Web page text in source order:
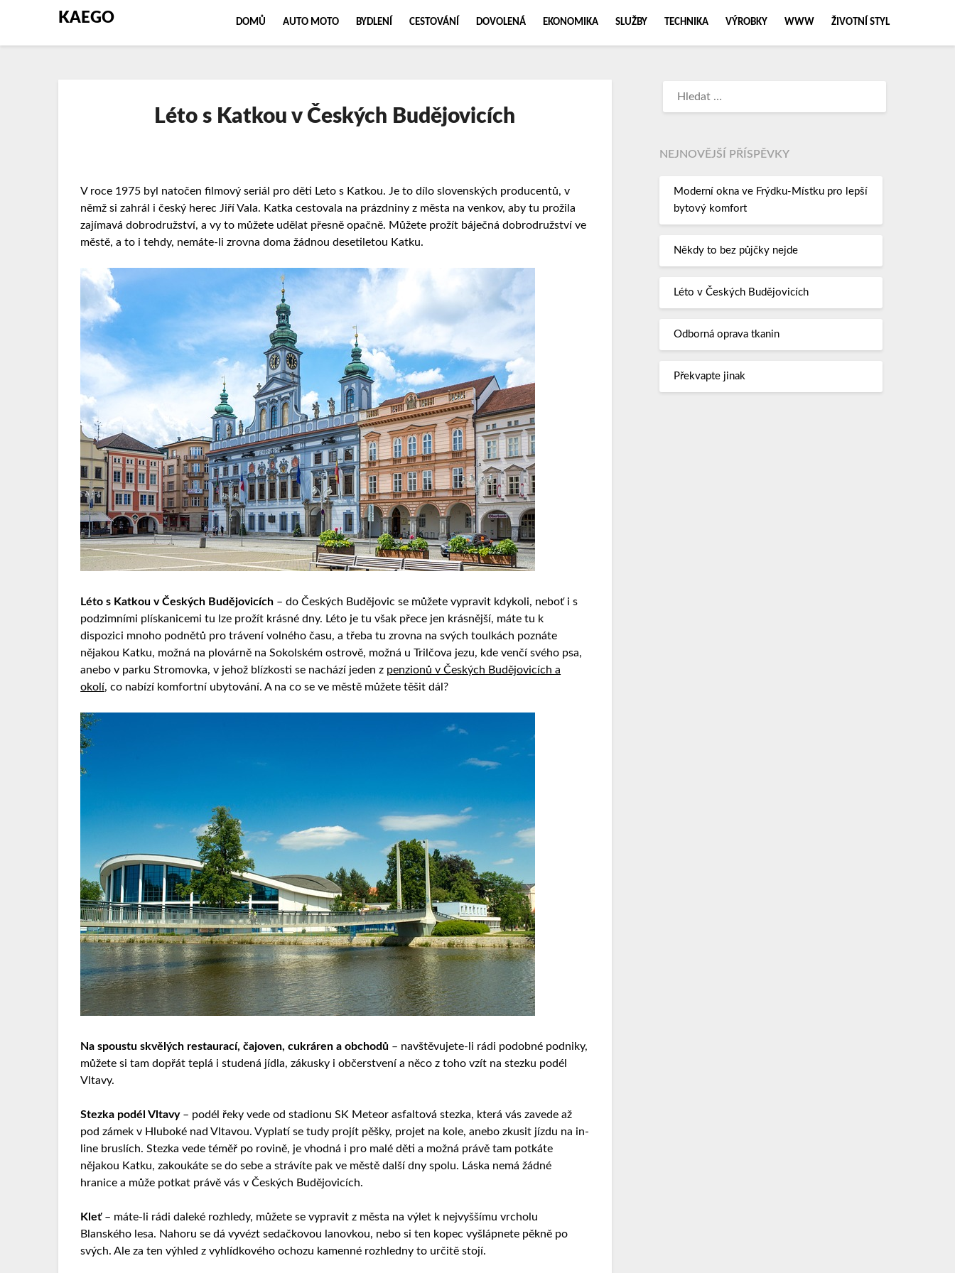
KAEGO DOMŮ AUTO MOTO BYDLENÍ CESTOVÁNÍ DOVOLENÁ EKONOMIKA SLUŽBY TECHNIKA VÝROBKY WWW ŽIVOTNÍ STYL
Léto s Katkou v Českých Budějovicích
V roce 1975 byl natočen filmový seriál pro děti Leto s Katkou. Je to dílo slovenských producentů, v
němž si zahrál i český herec Jiří Vala. Katka cestovala na prázdniny z města na venkov, aby tu prožila
zajímavá dobrodružství, a vy to můžete udělat přesně opačně. Můžete prožít báječná dobrodružství ve
městě, a to i tehdy, nemáte-li zrovna doma žádnou desetiletou Katku.
Léto s Katkou v Českých Budějovicích – do Českých Budějovic se můžete vypravit kdykoli, neboť i s
podzimními plískanicemi tu lze prožít krásné dny. Léto je tu však přece jen krásnější, máte tu k
dispozici mnoho podnětů pro trávení volného času, a třeba tu zrovna na svých toulkách poznáte
nějakou Katku, možná na plovárně na Sokolském ostrově, možná u Trilčova jezu, kde venčí svého psa,
anebo v parku Stromovka, v jehož blízkosti se nachází jeden z penzionů v Českých Budějovicích a
okolí, co nabízí komfortní ubytování. A na co se ve městě můžete těšit dál?
Na spoustu skvělých restaurací, čajoven, cukráren a obchodů – navštěvujete-li rádi podobné podniky,
můžete si tam dopřát teplá i studená jídla, zákusky i občerstvení a něco z toho vzít na stezku podél
Vltavy.
Stezka podél Vltavy– podél řeky vede od stadionu SK Meteor asfaltová stezka, která vás zavede až
pod zámek v Hluboké nad Vltavou. Vyplatí se tudy projít pěšky, projet na kole, anebo zkusit jízdu na in-
line bruslích. Stezka vede téměř po rovině, je vhodná i pro malé děti a možná právě tam potkáte
nějakou Katku, zakoukáte se do sebe a strávíte pak ve městě další dny spolu. Láska nemá žádné
hranice a může potkat právě vás v Českých Budějovicích.
Kleť– máte-li rádi daleké rozhledy, můžete se vypravit z města na výlet k nejvyššímu vrcholu
Blanského lesa. Nahoru se dá vyvézt sedačkovou lanovkou, nebo si ten kopec vyšlápnete pěkně po
svých. Ale za ten výhled z vyhlídkového ochozu kamenné rozhledny to určitě stojí.
NEJNOVĚJŠÍ PŘÍSPĚVKY
Moderní okna ve Frýdku-Místku pro lepší
bytový komfort
Někdy to bez půjčky nejde
Léto v Českých Budějovicích
Odborná oprava tkanin
Překvapte jinak